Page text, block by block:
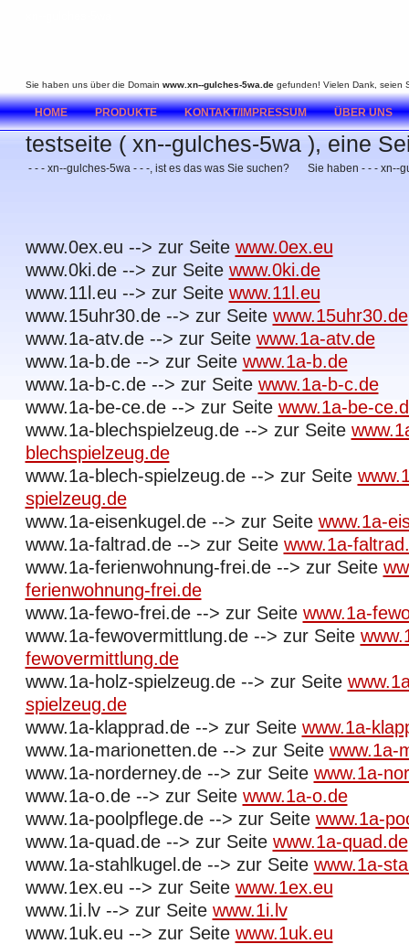
Sie haben uns über die Domain www.xn--gulches-5wa.degefunden! Vielen Dank, seien
HOME PRODUKTE KONTAKT/IMPRESSUM ÜBER UNS
testseite ( xn--gulches-5wa ), eine
- - - xn--gulches-5wa - - -, ist es das was Sie suchen? Sie haben - - - xn--
www.0ex.eu --> zur Seite www.0ex.eu
www.0ki.de --> zur Seite www.0ki.de
www.11l.eu --> zur Seite www.11l.eu
www.15uhr30.de --> zur Seite www.15uhr30.de
www.1a-atv.de --> zur Seite www.1a-atv.de
www.1a-b.de --> zur Seite www.1a-b.de
www.1a-b-c.de --> zur Seite www.1a-b-c.de
www.1a-be-ce.de --> zur Seite www.1a-be-
www.1a-blechspielzeug.de --> zur Seite
blechspielzeug.de
www.1a-blech-spielzeug.de --> zur Seite
spielzeug.de
www.1a-eisenkugel.de --> zur Seite www.1a-
www.1a-faltrad.de --> zur Seite www.1a-
www.1a-ferienwohnung-frei.de --> zur Seite
ferienwohnung-frei.de
www.1a-fewo-frei.de --> zur Seite www.1a-
www.1a-fewovermittlung.de --> zur Seite
fewovermittlung.de
www.1a-holz-spielzeug.de --> zur Seite
spielzeug.de
www.1a-klapprad.de --> zur Seite www.1a-
www.1a-marionetten.de --> zur Seite www.1a-
www.1a-norderney.de --> zur Seite www.1a-
www.1a-o.de --> zur Seite www.1a-o.de
www.1a-poolpflege.de --> zur Seite www.1a-
www.1a-quad.de --> zur Seite www.1a-quad.de
www.1a-stahlkugel.de --> zur Seite www.1a-
www.1ex.eu --> zur Seite www.1ex.eu
www.1i.lv --> zur Seite www.1i.lv
www.1uk.eu --> zur Seite www.1uk.eu